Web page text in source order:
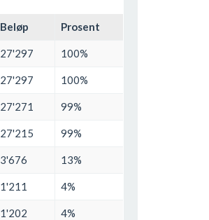
Beløp Prosent
27'297 100%
27'297 100%
27'271 99%
27'215 99%
3'676 13%
1'211 4%
1'202 4%